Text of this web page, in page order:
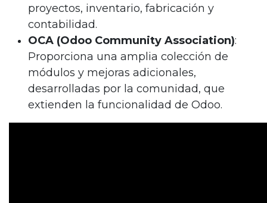
proyectos, inventario, fabricación y
contabilidad.
OCA (Odoo Community Association):
Proporciona una amplia colección de
módulos y mejoras adicionales,
desarrolladas por la comunidad, que
extienden la funcionalidad de Odoo.